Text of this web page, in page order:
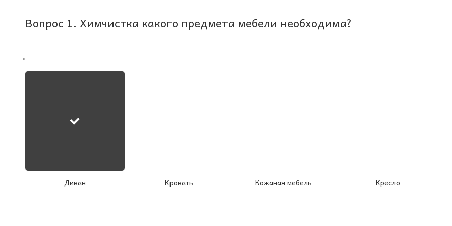
Вопрос 1. Химчистка какого предмета мебели необходима?
*
Диван Кровать Кожаная мебель Кресло